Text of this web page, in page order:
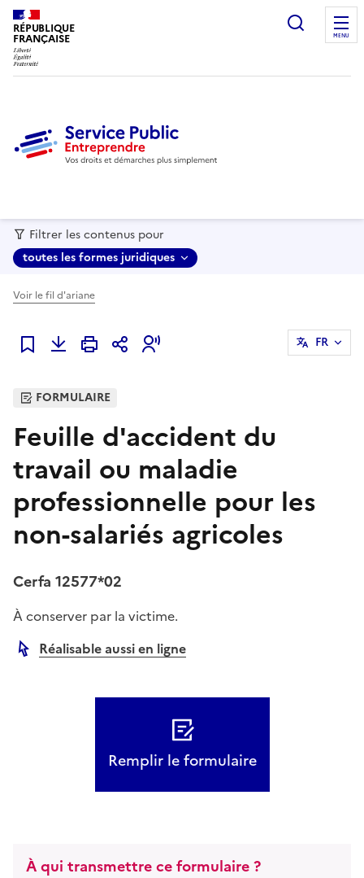
RÉPUBLIQUE
FRANÇAISE MENU
Filtrer les contenus pour
toutes les formes juridiques
Voir le fil d'ariane
Ajouter à mes favoris
FR
FORMULAIRE
Feuille d'accident du
travail ou maladie
professionnelle pour les
non-salariés agricoles
Cerfa 12577*02
À conserver par la victime.
Réalisable aussi en ligne
Remplir le formulaire
À qui transmettre ce formulaire ?